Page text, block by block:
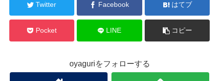
Twitter Facebook はてブ
Pocket LINE コピー
oyaguriをフォローする